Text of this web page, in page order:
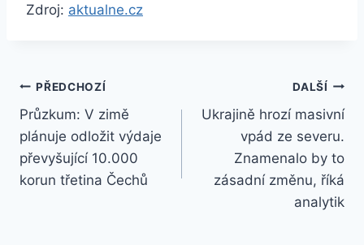
Zdroj: aktualne.cz
Navigace
pro
příspěvek
PŘEDCHOZÍ
Průzkum: V zimě
plánuje odložit výdaje
převyšující 10.000
korun třetina Čechů
DALŠÍ
Ukrajině hrozí masivní
vpád ze severu.
Znamenalo by to
zásadní změnu, říká
analytik